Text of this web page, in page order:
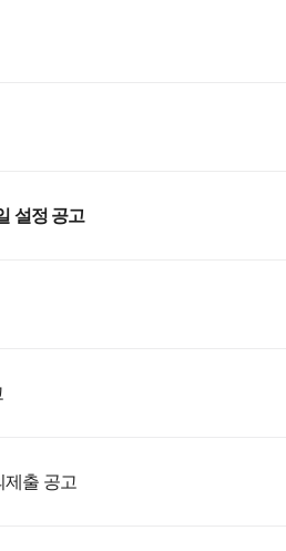
설정 공고
제출 공고